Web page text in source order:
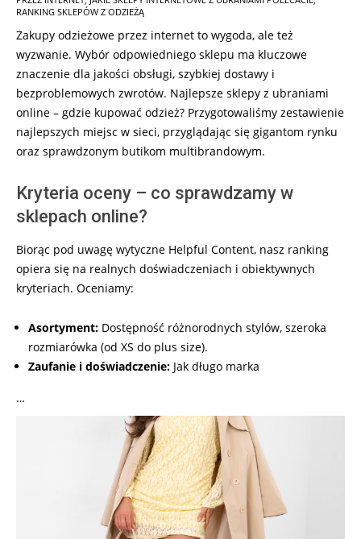
06-
RANKING SKLEPÓW Z ODZIEŻĄ
Zakupy odzieżowe przez internet to wygoda, ale też
wyzwanie. Wybór odpowiedniego sklepu ma kluczowe
znaczenie dla jakości obsługi, szybkiej dostawy i
bezproblemowych zwrotów. Najlepsze sklepy z ubraniami
online – gdzie kupować odzież? Przygotowaliśmy zestawienie
najlepszych miejsc w sieci, przyglądając się gigantom rynku
oraz sprawdzonym butikom multibrandowym.
Kryteria oceny – co sprawdzamy w
sklepach online?
Biorąc pod uwagę wytyczne Helpful Content, nasz ranking
opiera się na realnych doświadczeniach i obiektywnych
kryteriach. Oceniamy:
Asortyment: Dostępność różnorodnych stylów, szeroka
rozmiarówka (od XS do plus size).
Zaufanie i doświadczenie: Jak długo marka
…